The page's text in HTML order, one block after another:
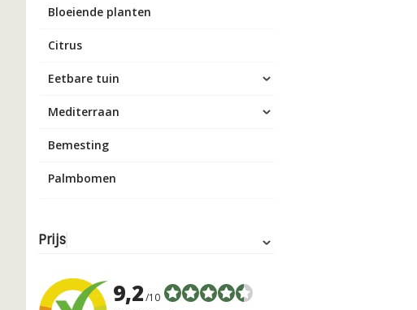
Bloeiende planten
Citrus
Eetbare tuin
Mediterraan
Bemesting
Palmbomen
Prijs
9,2/10